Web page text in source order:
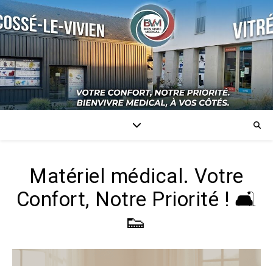
Matériel médical. Votre
Confort, Notre Priorité ! 🛋️
👟